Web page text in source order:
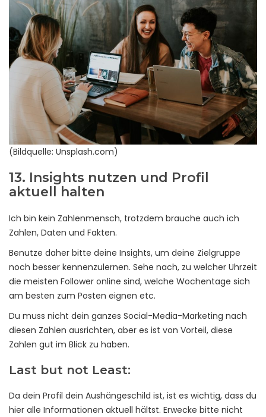
(Bildquelle: Unsplash.com)
13. Insights nutzen und Profil
aktuell halten
Ich bin kein Zahlenmensch, trotzdem brauche auch ich
Zahlen, Daten und Fakten.
Benutze daher bitte deine Insights, um deine Zielgruppe
noch besser kennenzulernen. Sehe nach, zu welcher Uhrzeit
die meisten Follower online sind, welche Wochentage sich
am besten zum Posten eignen etc.
Du muss nicht dein ganzes Social-Media-Marketing nach
diesen Zahlen ausrichten, aber es ist von Vorteil, diese
Zahlen gut im Blick zu haben.
Last but not Least:
Da dein Profil dein Aushängeschild ist, ist es wichtig, dass du
hier alle Informationen aktuell hältst. Erwecke bitte nicht